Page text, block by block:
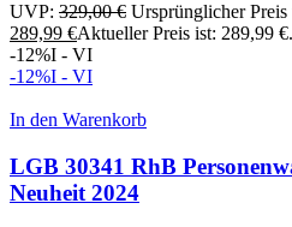
UVP: 329,00€ Ursprünglicher
289,99 €Aktueller Preis ist: 289,99 €.
-12%I - VI
-12%I - VI
In den Warenkorb
LGB 30341 RhB
Neuheit 2024